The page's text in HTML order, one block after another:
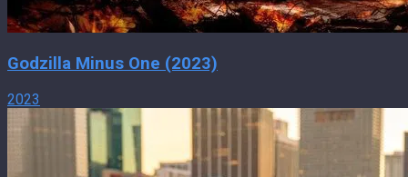
Godzilla Minus One (2023)
2023